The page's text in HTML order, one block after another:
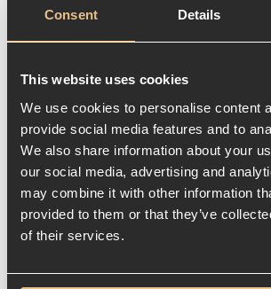
Consent Details
This website uses cookies
We use cookies to personalise content
provide social media features and to
We also share information about your
our social media, advertising and
may combine it with other information
provided to them or that they’ve
of their services.
Momsregistrering och
Alla restauranger måste vara
momsregistrerade och
regelbundet. Detta är viktigt för
på din restaurangkassa.
Olika moms på olika
försäljning
Kom ihåg att momssatsen